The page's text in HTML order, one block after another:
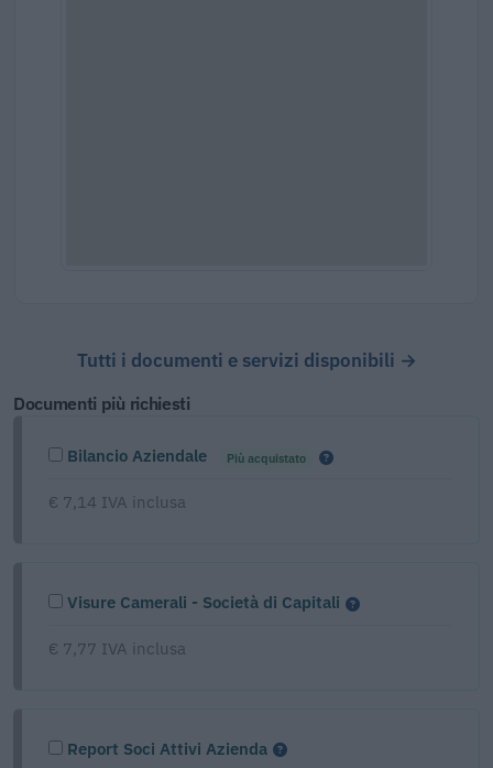
Tutti i documenti e servizi disponibili →
Documenti più richiesti
Bilancio Aziendale Più acquistato
€ 7,14 IVA inclusa
Visure Camerali - Società di Capitali
€ 7,77 IVA inclusa
Report Soci Attivi Azienda